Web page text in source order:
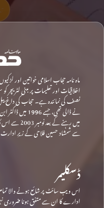
ماہ نامہ حجاب اسلامی خواتین اور
اخلاقیات اور تعلیمات پر مبنی
نے ڈالی تھی،
میں رہنے
سے شمشاد حسین فلاحی کے زیرِ
ڈسکلیمر
اس ویب سائٹ پر شائع ہونے والا
ادارے کا ان سے متفق ہونا ضروری